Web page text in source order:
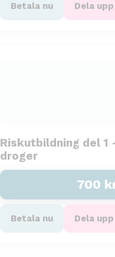
Betala nu Dela
Riskutbildning del 1
droger
700
Betala nu Dela